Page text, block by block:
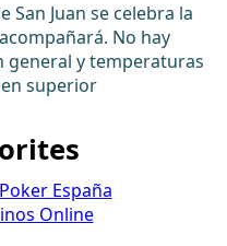
San Juan se celebra la
No hay
general y temperaturas
superior
España
Online